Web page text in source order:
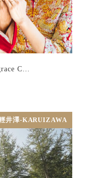
C…
井澤-KARUIZAWA